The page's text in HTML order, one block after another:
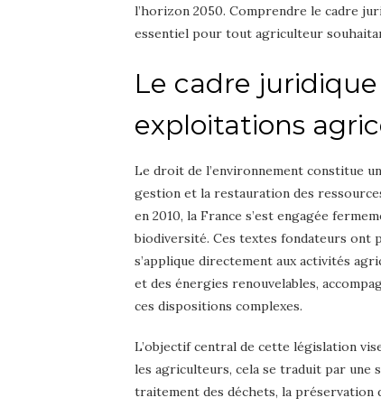
l’horizon 2050. Comprendre le cadre
essentiel pour tout agriculteur
Le cadre
exploitations
Le droit de l’environnement constitue
gestion et la restauration des
en 2010, la France s’est engagée
biodiversité. Ces textes fondateurs ont
s’applique directement aux activités
et des énergies renouvelables,
ces dispositions complexes.
L’objectif central de cette législation
les agriculteurs, cela se traduit par une
traitement des déchets, la préservation